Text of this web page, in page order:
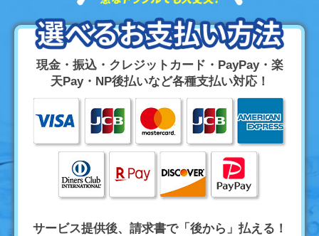
現金・振込・クレジットカード・PayPay・楽
天Pay・NP後払いなど各種支払い対応！
サービス提供後、請求書で「後から」払える！